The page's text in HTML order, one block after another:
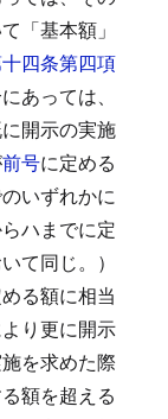
「基本額」
四条第四項
あっては、
開示の実施
前号に定める
いずれかに
ハまでに定
て同じ。）
る額に相当
り更に開示
を求めた際
額を超える